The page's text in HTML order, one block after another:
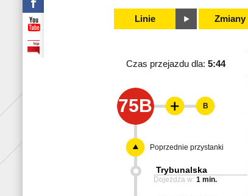
Linie Zmiany
Czas przejazdu dla: 5:44
75B B
Poprzednie przystanki
Trybunalska
Dojeżdża w: 1 min.